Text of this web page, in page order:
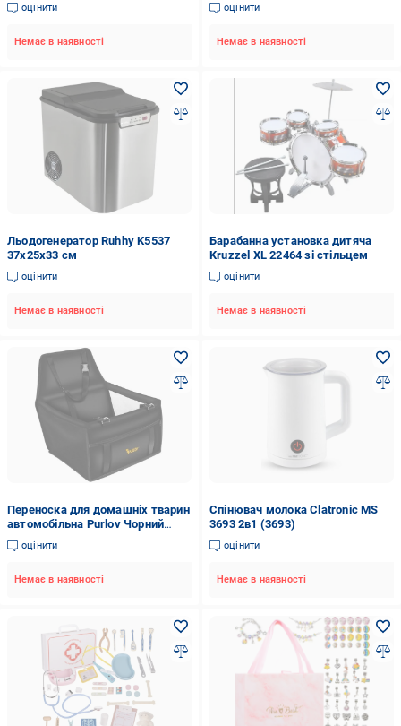
оцінити
Немає в наявності
оцінити
Немає в наявності
Льодогенератор Ruhhy K5537
37х25х33 см
оцінити
Немає в наявності
Барабанна установка дитяча
Kruzzel XL 22464 зі стільцем
оцінити
Немає в наявності
Переноска для домашніх тварин
автомобільна Purlov Чорний
(20973)
оцінити
Немає в наявності
Спінювач молока Clatronic MS
3693 2в1 (3693)
оцінити
Немає в наявності